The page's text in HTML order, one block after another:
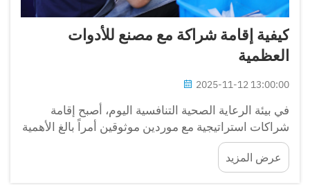
كيفية إقامة شراكة مع مصنع للأدوات
العظمية
2025-11-12 13:00:00
في بيئة الرعاية الصحية التنافسية اليوم، أصبح إقامة
شراكات استراتيجية مع موردين موثوقين أمراً بالغ الأهمية
للمؤسسات الطبية وموزعي المنتجات والمنظمات
الصحية. وعندما يتعلق الأمر بالأدوات الجراحية العظمية،
فإن إيجاد...
عرض المزيد